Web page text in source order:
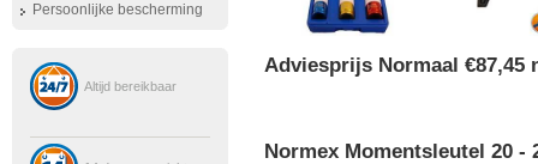
Persoonlijke bescherming
Altijd bereikbaar
Adviesprijs Normaal €87,45
Normex Momentsleutel 20 -